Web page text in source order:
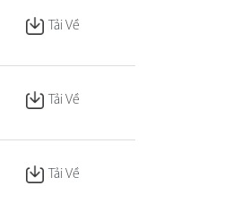
Tải Về
Tải Về
Tải Về